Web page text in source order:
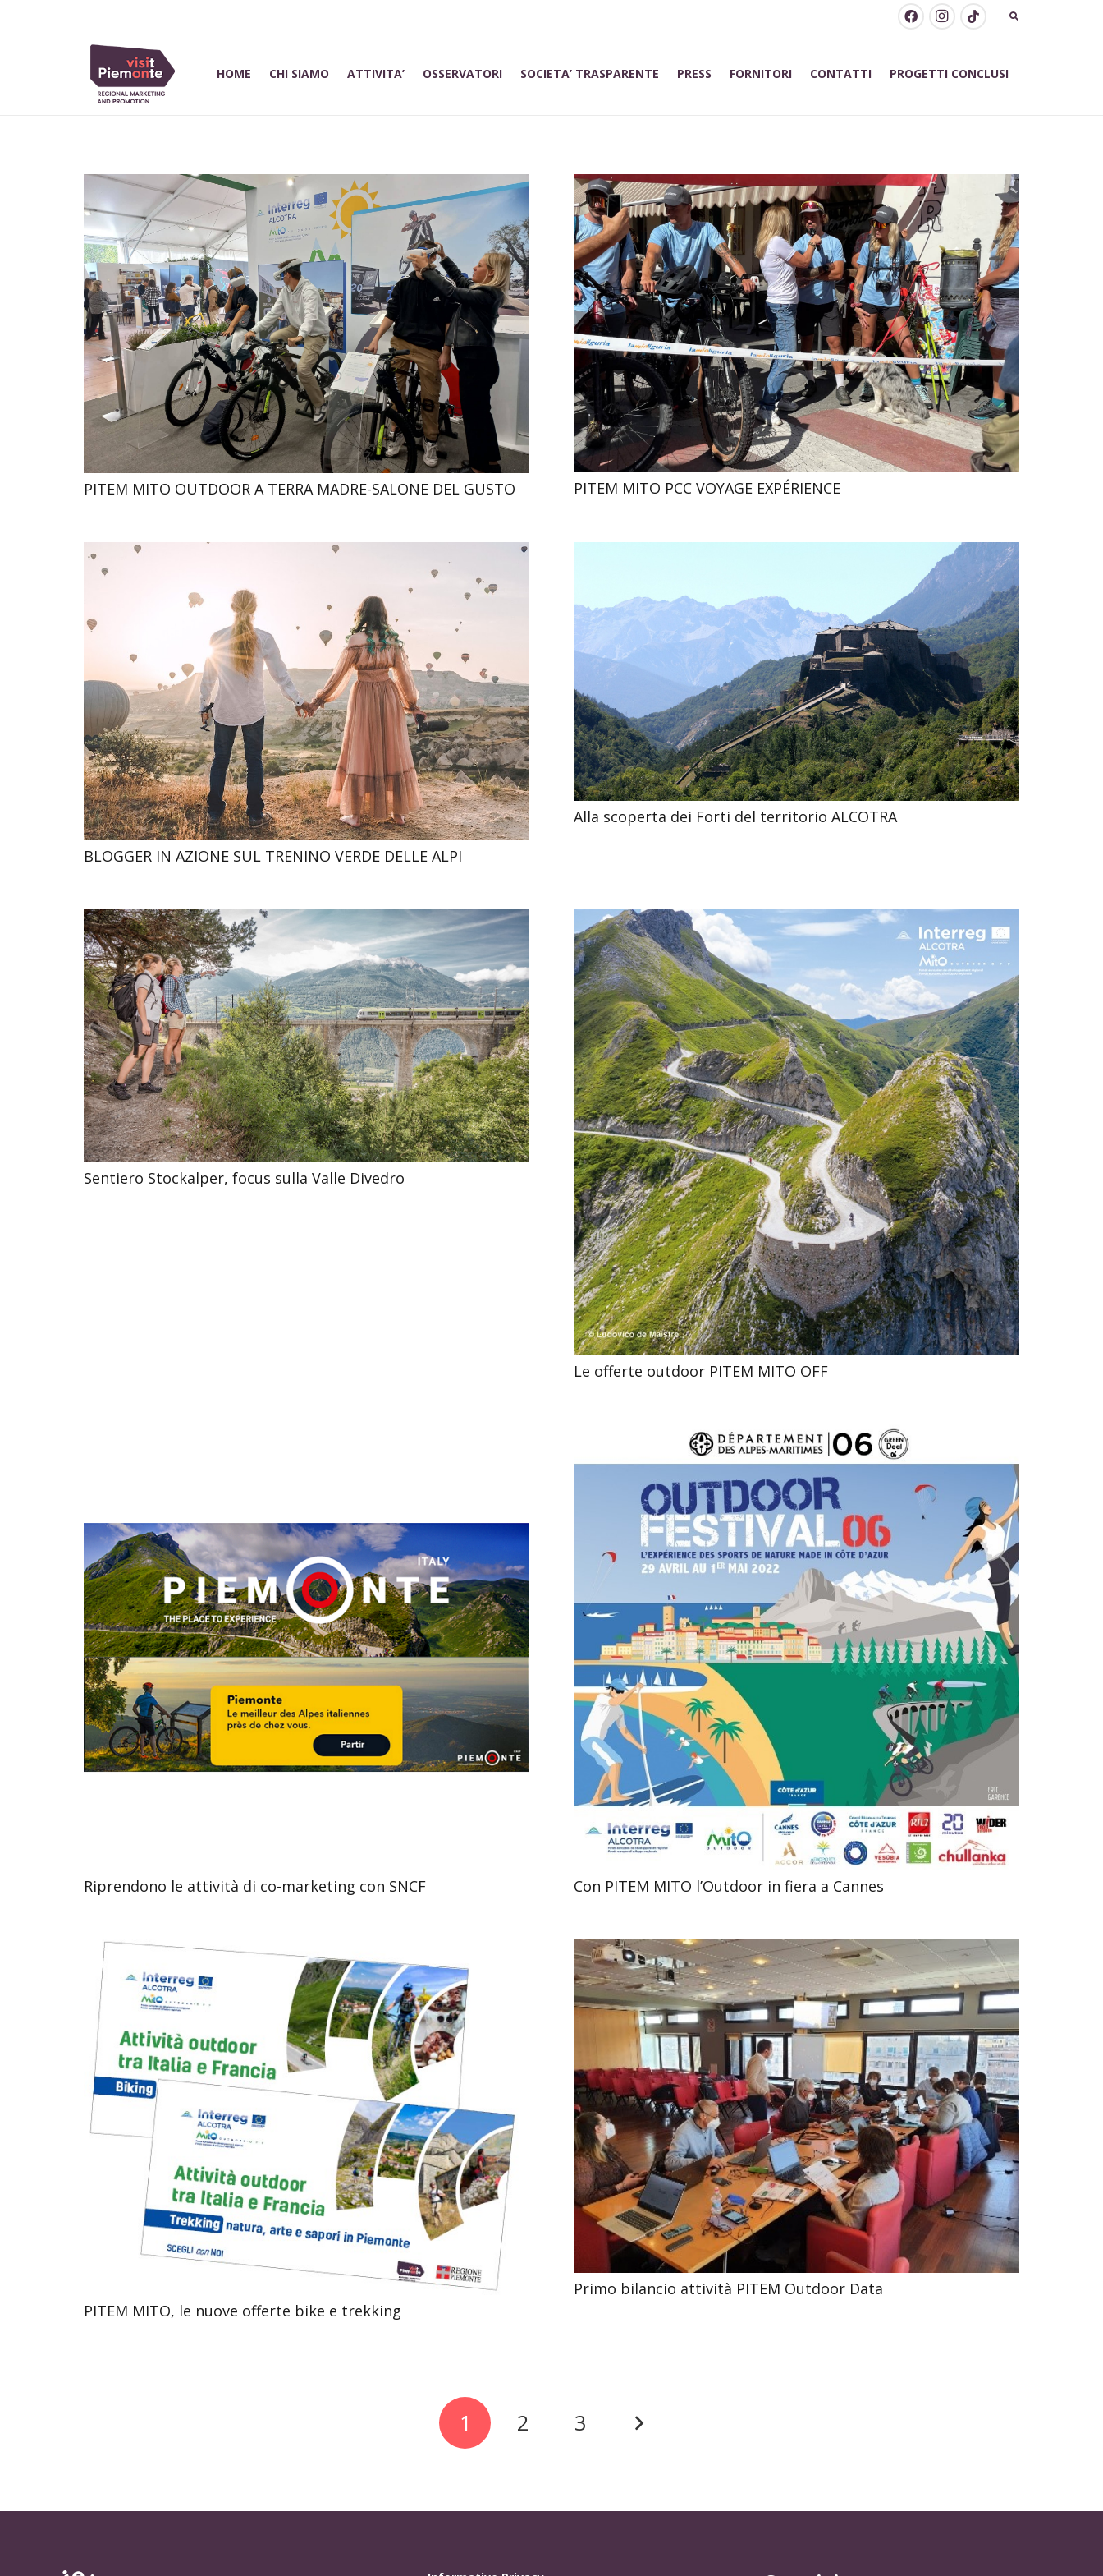
HOME CHI SIAMO ATTIVITA’ OSSERVATORI SOCIETA’ TRASPARENTE PRESS FORNITORI CONTATTI PROGETTI CONCLUSI
PITEM MITO OUTDOOR A TERRA MADRE-SALONE DEL GUSTO PITEM MITO PCC VOYAGE EXPÉRIENCE
BLOGGER IN AZIONE SUL TRENINO VERDE DELLE ALPI
Alla scoperta dei Forti del territorio ALCOTRA
Sentiero Stockalper, focus sulla Valle Divedro
Le offerte outdoor PITEM MITO OFF
Riprendono le attività di co-marketing con SNCF Con PITEM MITO l’Outdoor in fiera a Cannes
PITEM MITO, le nuove offerte bike e trekking
Primo bilancio attività PITEM Outdoor Data
1 2 3